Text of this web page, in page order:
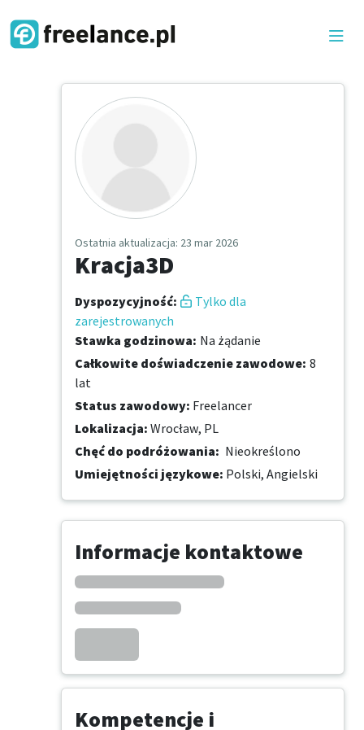
Ostatnia aktualizacja: 23 mar 2026
Kracja3D
Dyspozycyjność:
Tylko dla
zarejestrowanych
Stawka godzinowa: Na żądanie
Całkowite doświadczenie zawodowe: 8
lat
Status zawodowy: Freelancer
Lokalizacja: Wrocław, PL
Chęć do podróżowania: Nieokreślono
Umiejętności językowe: Polski, Angielski
Informacje kontaktowe
Kompetencje i